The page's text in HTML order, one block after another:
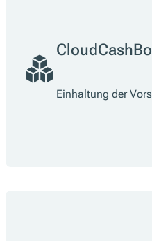
Einhaltung der